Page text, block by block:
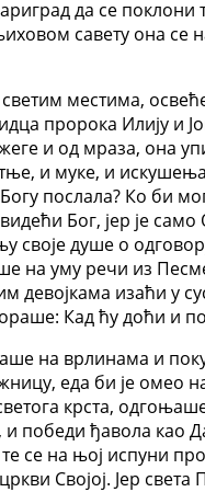
да се
савету она се
местима,
пророка Илију и
и од мраза, она
и муке, и
послала? Ко би
Бог, јер је
душе о
на уму речи из
изаћи у
Кад ћу доћи и
на врлинама и
еда би је омео
крста,
победи ђавола као
се на њој испуни
Својој. Јер